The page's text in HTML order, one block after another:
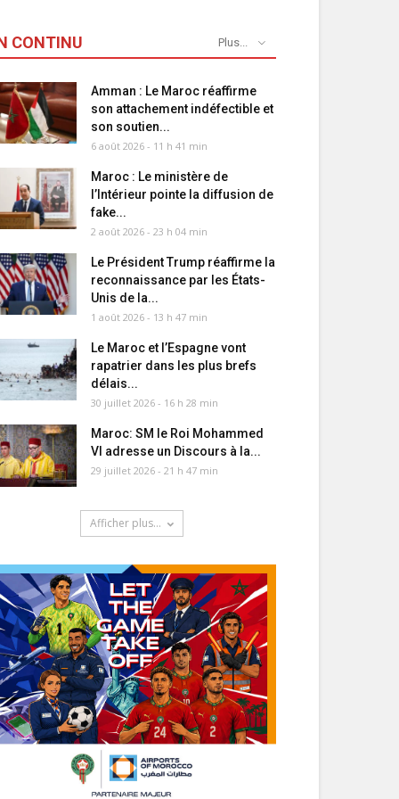
CONTINU Plus...
Amman : Le Maroc réaffirme
son attachement indéfectible et
son soutien...
6 août 2026 - 11 h 41 min
Maroc : Le ministère de
l’Intérieur pointe la diffusion de
fake...
2 août 2026 - 23 h 04 min
Le Président Trump réaffirme la
reconnaissance par les États-
Unis de la...
1 août 2026 - 13 h 47 min
Le Maroc et l’Espagne vont
rapatrier dans les plus brefs
délais...
30 juillet 2026 - 16 h 28 min
Maroc: SM le Roi Mohammed
VI adresse un Discours à la...
29 juillet 2026 - 21 h 47 min
Afficher plus...